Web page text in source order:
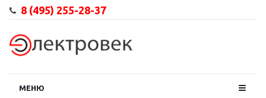
8 (495) 255-28-37
МЕНЮ